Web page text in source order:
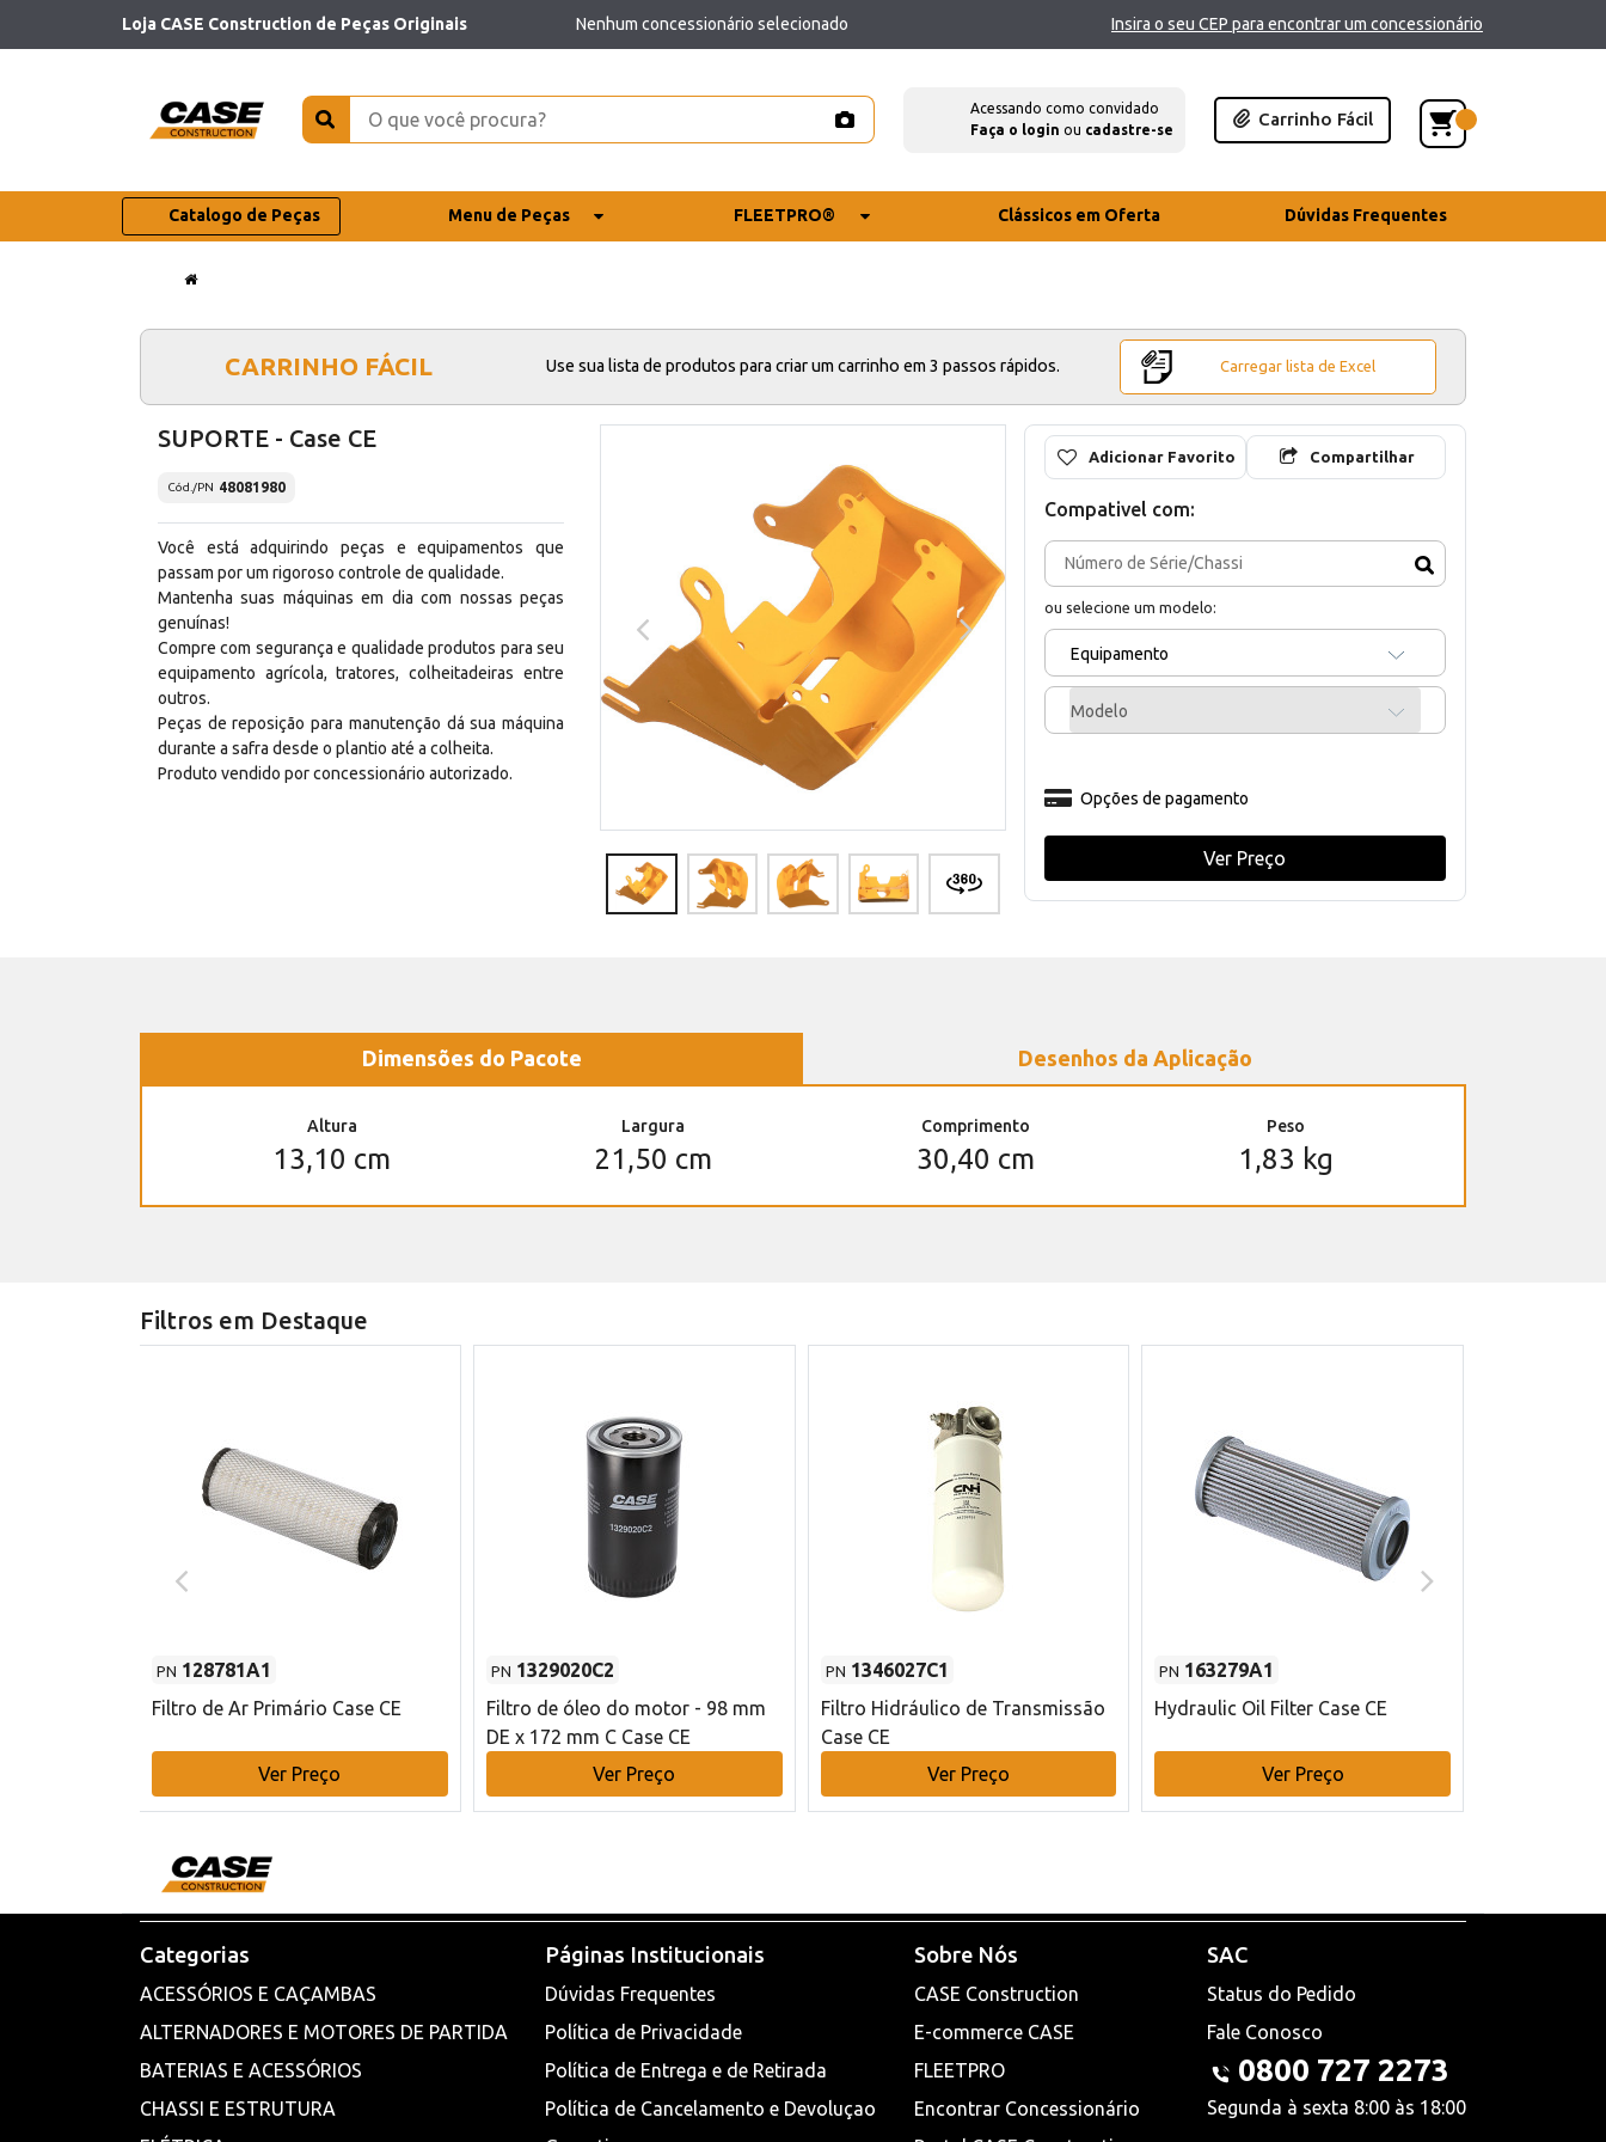
Loja CASE Construction de Peças Originais Nenhum concessionário selecionado Insira o seu CEP para encontrar um concessionário
Acessando como convidado
Faça o login ou cadastre-se
Carrinho Fácil
Catalogo de Peças Menu de Peças FLEETPRO® Clássicos em Oferta Dúvidas Frequentes
CARRINHO FÁCIL Use sua lista de produtos para criar um carrinho em 3 passos rápidos. Carregar lista de Excel
SUPORTE - Case CE
Cód./PN 48081980
Você está adquirindo peças e equipamentos que
passam por um rigoroso controle de qualidade.
Mantenha suas máquinas em dia com nossas peças
genuínas!
Compre com segurança e qualidade produtos para seu
equipamento agrícola, tratores, colheitadeiras entre
outros.
Peças de reposição para manutenção dá sua máquina
durante a safra desde o plantio até a colheita.
Produto vendido por concessionário autorizado.
Adicionar Favorito Compartilhar
Compativel com:
ou selecione um modelo:
Equipamento
Modelo
Opções de pagamento
Ver Preço
Dimensões do Pacote Desenhos da Aplicação
Altura
13,10 cm
Largura
21,50 cm
Comprimento
30,40 cm
Peso
1,83 kg
Filtros em Destaque
PN 128781A1
Filtro de Ar Primário Case CE
Ver Preço
PN 1329020C2
Filtro de óleo do motor - 98 mm
DE x 172 mm C Case CE
Ver Preço
PN 1346027C1
Filtro Hidráulico de Transmissão
Case CE
Ver Preço
PN 163279A1
Hydraulic Oil Filter Case CE
Ver Preço
Categorias
ACESSÓRIOS E CAÇAMBAS
ALTERNADORES E MOTORES DE PARTIDA
BATERIAS E ACESSÓRIOS
CHASSI E ESTRUTURA
Páginas Institucionais
Dúvidas Frequentes
Política de Privacidade
Política de Entrega e de Retirada
Política de Cancelamento e Devoluçao
Sobre Nós
CASE Construction
E-commerce CASE
FLEETPRO
Encontrar Concessionário
SAC
Status do Pedido
Fale Conosco
0800 727 2273
Segunda à sexta 8:00 às 18:00